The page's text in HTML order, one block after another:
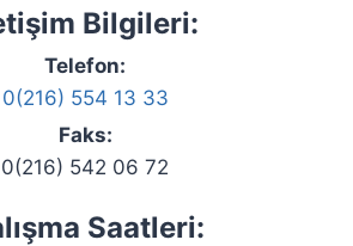
Bilgileri:
Telefon:
0(216) 554 13 33
Faks:
0(216) 542 06 72
Saatleri: